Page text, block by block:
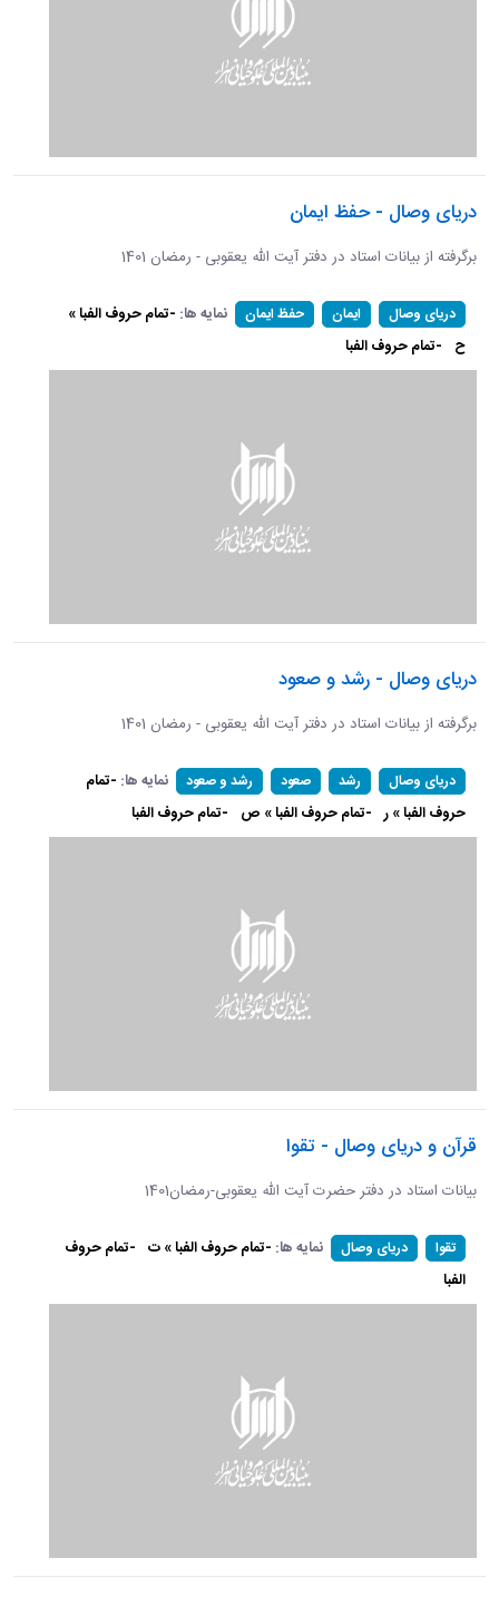
دریای وصال - حفظ ایمان
برگرفته از بیانات استاد در دفتر آیت الله یعقوبی - رمضان 1401
دریای وصال ایمان حفظ ایمان نمایه ها: -تمام حروف الفبا »
ح -تمام حروف الفبا
دریای وصال - رشد و صعود
برگرفته از بیانات استاد در دفتر آیت الله یعقوبی - رمضان 1401
دریای وصال رشد صعود رشد و صعود نمایه ها: -تمام
حروف الفبا » ر -تمام حروف الفبا » ص -تمام حروف الفبا
قرآن و دریای وصال - تقوا
بیانات استاد در دفتر حضرت آیت الله یعقوبی-رمضان1401
تقوا دریای وصال نمایه ها: -تمام حروف الفبا » ت -تمام حروف
الفبا